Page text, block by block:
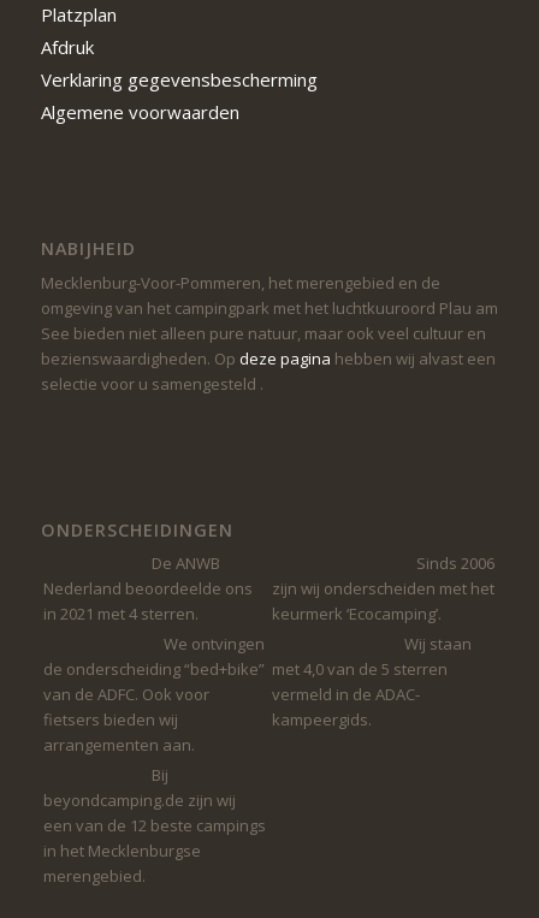
Platzplan
Afdruk
Verklaring gegevensbescherming
Algemene voorwaarden
NABIJHEID
Mecklenburg-Voor-Pommeren, het merengebied en de
omgeving van het campingpark met het luchtkuuroord Plau am
See bieden niet alleen pure natuur, maar ook veel cultuur en
bezienswaardigheden. Op deze pagina hebben wij alvast een
selectie voor u samengesteld .
ONDERSCHEIDINGEN
De ANWB
Nederland beoordeelde ons
in 2021 met 4 sterren.
Sinds 2006
zijn wij onderscheiden met het
keurmerk ‘Ecocamping’.
We ontvingen
de onderscheiding “bed+bike”
van de ADFC. Ook voor
fietsers bieden wij
arrangementen aan.
Wij staan ​​
met 4,0 van de 5 sterren
vermeld in de ADAC-
kampeergids.
Bij
beyondcamping.de zijn wij
een van de 12 beste campings
in het Mecklenburgse
merengebied.